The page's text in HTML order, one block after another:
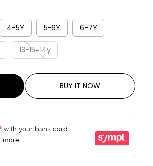
4-5Y 5-6Y 6-7Y
13-15=14y
BUY IT NOW